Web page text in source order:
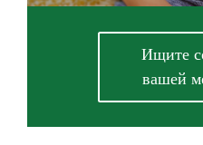
Ищите
вашей